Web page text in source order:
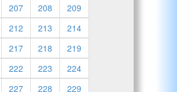
207 208
209
212 213
214
217 218
219
222 223
224
227 228
229